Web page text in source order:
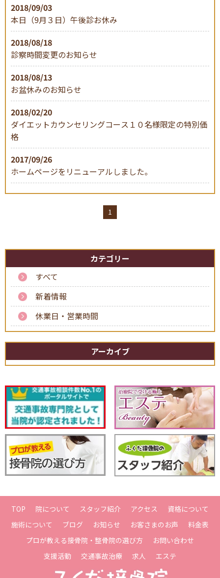
スタッフ
ご存知ですか？
よるむち打ちなどの
治療を受けることが
できます。
月 火 木 金 土 日･祝
8:30〜13:00 ○ ○ ○ ○ ● ×
15:00〜20:00 ○ ○ ○ ○ × ×
2018/09/03
本日（9月３日）午後診お休み
2018/08/18
診察時間変更のお知らせ
2018/08/13
お盆休みのお知らせ
2018/02/20
ダイエットカウンセリングコース１０名様限定の特別価
格
2017/09/26
ホームページをリニューアルしました。
1
カテゴリー
すべて
新着情報
休業日・営業時間
アーカイブ
TOP 院について スタッフ紹介 アクセス
資格について
施術について
ブログ お知らせ お客さまのお声
料金表
プロが教える接骨院・整骨院の選び方
お問い合わせ
支援活動
交通事故治療 求人 エステ